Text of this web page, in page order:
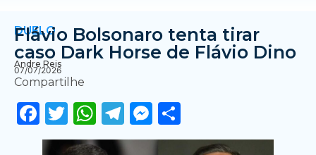
DUELO
Flávio Bolsonaro tenta tirar
caso Dark Horse de Flávio Dino
Andre Reis
07/07/2026
Compartilhe
Facebook
Twitter
WhatsApp
Telegram
Messenger